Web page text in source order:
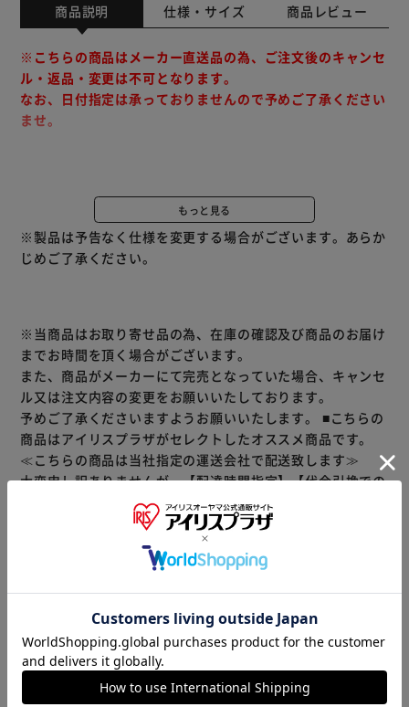
商品説明 仕様・サイズ 商品レビュー
※こちらの商品はメーカー直送品の為、ご注文後のキャンセ
ル・返品・変更は不可となります。
なお、日付指定は承っておりませんので予めご了承ください
ませ。
本サイトでは、当社が定めた日数以上の期限残商品に限り、
出荷しています
【限定100セット】
※こちらの商品はお取り寄せ商品のため、初期不良以外の返
品・交換は承れませんので、あらかじめご了承ください。
もっと見る
※製品は予告なく仕様を変更する場合がございます。あらか
じめご了承ください。
※当商品はお取り寄せ品の為、在庫の確認及び商品のお届け
までお時間を頂く場合がございます。
また、商品がメーカーにて完売となっていた場合、キャンセ
ル又は注文内容の変更をお願いいたしております。
予めご了承くださいますようお願いいたします。 ■こちらの
商品はアイリスプラザがセレクトしたオススメ商品です。
≪こちらの商品は当社指定の運送会社で配送致します≫
大変申し訳ありませんが、【配達時間指定】【代金引換での
お支払】は出来ません。ご了承ください。